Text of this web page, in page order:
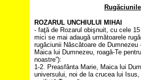
Rugăciunile
ROZARUL UNCHIULUI MIHAI
- faţă de Rozarul obişnuit, cu cele
mici se mai adaugă următoarele
rugăciunii Născătoare de
Maica lui Dumnezeu, roagă-Te
noastre”):
1-2. Preasfânta Marie, Maica lui
universului, noi de la crucea lui